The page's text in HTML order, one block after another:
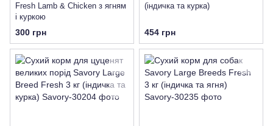
Fresh Lamb & Chicken з ягням
і куркою
300 грн
(індичка та курка)
454 грн